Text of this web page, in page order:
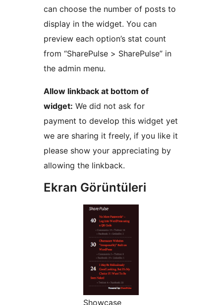
can choose the number of posts to
display in the widget. You can
preview each option’s stat count
from “SharePulse > SharePulse” in
the admin menu.
Allow linkback at bottom of
widget: We did not ask for
payment to develop this widget yet
we are sharing it freely, if you like it
please show your appreciating by
allowing the linkback.
Ekran Görüntüleri
Showcase